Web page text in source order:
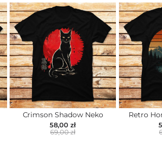
Crimson Shadow Neko
58,00 zł
69,00 zł
Retro